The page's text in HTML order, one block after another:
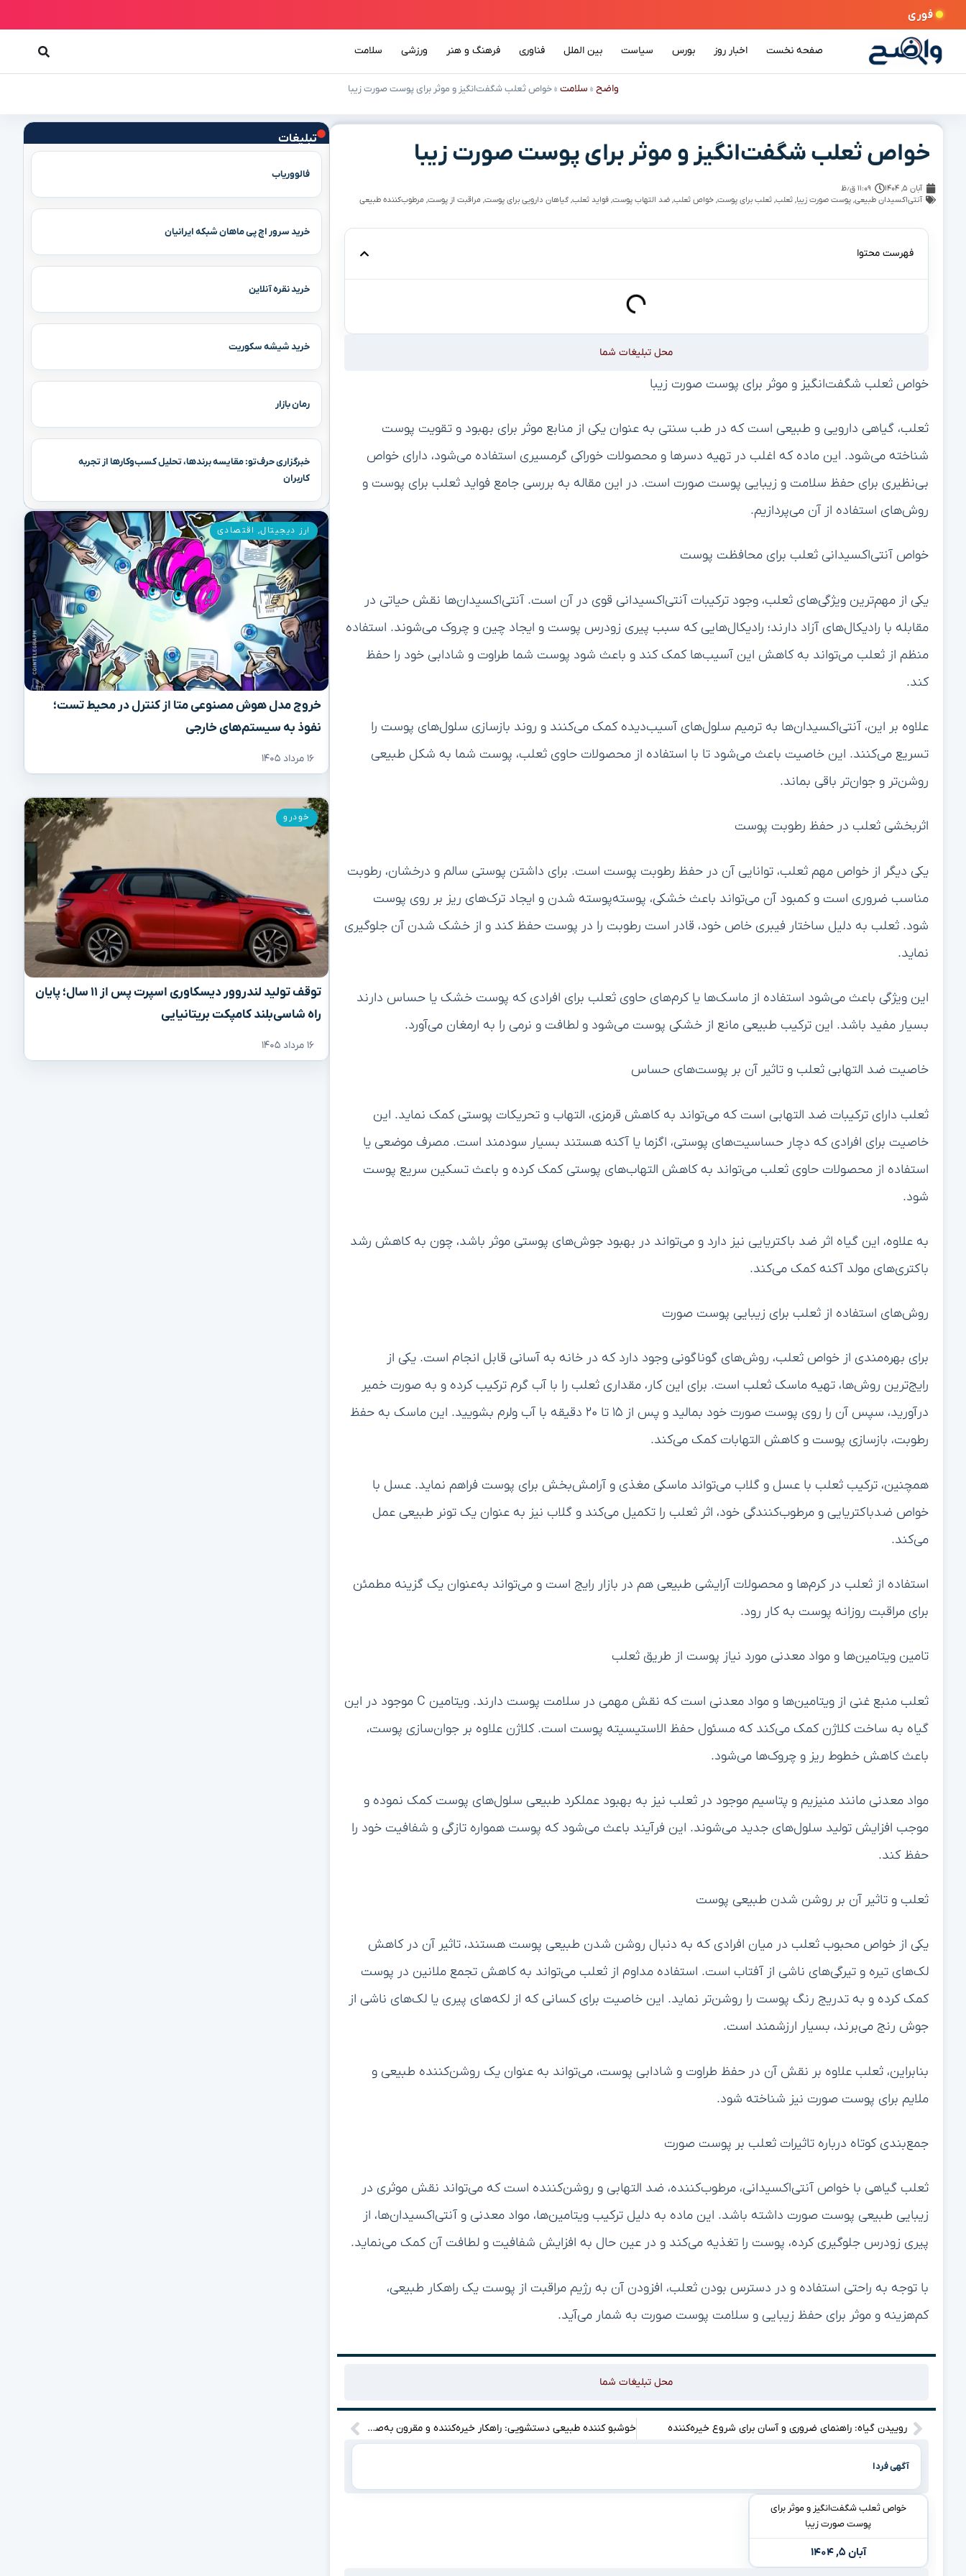
فوری
صفحه نخست اخبار روز بورس سیاست بین الملل فناوری فرهنگ و هنر ورزشی سلامت
واضح » سلامت »خواص ثعلب شگفت‌انگیز و موثر برای پوست صورت زیبا
تبلیغات
فالووریاب
خرید سرور اچ پی ماهان شبکه ایرانیان
خرید نقره آنلاین
خرید شیشه سکوریت
رمان بازار
خبرگزاری حرف‌تو: مقایسه برندها، تحلیل کسب‌وکارها از تجربه
کاربران
خروج مدل هوش مصنوعی متا از کنترل در محیط تست؛
نفوذ به سیستم‌های خارجی
۱۶ مرداد ۱۴۰۵
ارز دیجیتال, اقتصادی
توقف تولید لندروور دیسکاوری اسپرت پس از ۱۱ سال؛ پایان
راه شاسی‌بلند کامپکت بریتانیایی
۱۶ مرداد ۱۴۰۵
خودرو
خواص ثعلب شگفت‌انگیز و موثر برای پوست صورت زیبا
آبان ۵, ۱۴۰۴
۱۱:۰۹ ق٫ظ
آنتی‌اکسیدان طبیعی,پوست صورت زیبا,ثعلب,ثعلب برای پوست,خواص ثعلب,ضد التهاب پوست,فواید ثعلب,گیاهان دارویی برای پوست, مراقبت از پوست, مرطوب‌کننده طبیعی
فهرست محتوا
محل تبلیغات شما
خواص ثعلب شگفت‌انگیز و موثر برای پوست صورت زیبا
ثعلب، گیاهی دارویی و طبیعی است که در طب سنتی به عنوان یکی از منابع موثر برای بهبود و تقویت پوست
شناخته می‌شود. این ماده که اغلب در تهیه دسرها و محصولات خوراکی گرمسیری استفاده می‌شود، دارای خواص
بی‌نظیری برای حفظ سلامت و زیبایی پوست صورت است. در این مقاله به بررسی جامع فواید ثعلب برای پوست و
روش‌های استفاده از آن می‌پردازیم.
خواص آنتی‌اکسیدانی ثعلب برای محافظت پوست
یکی از مهم‌ترین ویژگی‌های ثعلب، وجود ترکیبات آنتی‌اکسیدانی قوی در آن است. آنتی‌اکسیدان‌ها نقش حیاتی در
مقابله با رادیکال‌های آزاد دارند؛ رادیکال‌هایی که سبب پیری زودرس پوست و ایجاد چین و چروک می‌شوند. استفاده
منظم از ثعلب می‌تواند به کاهش این آسیب‌ها کمک کند و باعث شود پوست شما طراوت و شادابی خود را حفظ
کند.
علاوه بر این، آنتی‌اکسیدان‌ها به ترمیم سلول‌های آسیب‌دیده کمک می‌کنند و روند بازسازی سلول‌های پوست را
تسریع می‌کنند. این خاصیت باعث می‌شود تا با استفاده از محصولات حاوی ثعلب، پوست شما به شکل طبیعی
روشن‌تر و جوان‌تر باقی بماند.
اثربخشی ثعلب در حفظ رطوبت پوست
یکی دیگر از خواص مهم ثعلب، توانایی آن در حفظ رطوبت پوست است. برای داشتن پوستی سالم و درخشان، رطوبت
مناسب ضروری است و کمبود آن می‌تواند باعث خشکی، پوسته‌پوسته شدن و ایجاد ترک‌های ریز بر روی پوست
شود. ثعلب به دلیل ساختار فیبری خاص خود، قادر است رطوبت را در پوست حفظ کند و از خشک شدن آن جلوگیری
نماید.
این ویژگی باعث می‌شود استفاده از ماسک‌ها یا کرم‌های حاوی ثعلب برای افرادی که پوست خشک یا حساس دارند
بسیار مفید باشد. این ترکیب طبیعی مانع از خشکی پوست می‌شود و لطافت و نرمی را به ارمغان می‌آورد.
خاصیت ضد التهابی ثعلب و تاثیر آن بر پوست‌های حساس
ثعلب دارای ترکیبات ضد التهابی است که می‌تواند به کاهش قرمزی، التهاب و تحریکات پوستی کمک نماید. این
خاصیت برای افرادی که دچار حساسیت‌های پوستی، اگزما یا آکنه هستند بسیار سودمند است. مصرف موضعی یا
استفاده از محصولات حاوی ثعلب می‌تواند به کاهش التهاب‌های پوستی کمک کرده و باعث تسکین سریع پوست
شود.
به علاوه، این گیاه اثر ضد باکتریایی نیز دارد و می‌تواند در بهبود جوش‌های پوستی موثر باشد، چون به کاهش رشد
باکتری‌های مولد آکنه کمک می‌کند.
روش‌های استفاده از ثعلب برای زیبایی پوست صورت
برای بهره‌مندی از خواص ثعلب، روش‌های گوناگونی وجود دارد که در خانه به آسانی قابل انجام است. یکی از
رایج‌ترین روش‌ها، تهیه ماسک ثعلب است. برای این کار، مقداری ثعلب را با آب گرم ترکیب کرده و به صورت خمیر
درآورید، سپس آن را روی پوست صورت خود بمالید و پس از ۱۵ تا ۲۰ دقیقه با آب ولرم بشویید. این ماسک به حفظ
رطوبت، بازسازی پوست و کاهش التهابات کمک می‌کند.
همچنین، ترکیب ثعلب با عسل و گلاب می‌تواند ماسکی مغذی و آرامش‌بخش برای پوست فراهم نماید. عسل با
خواص ضدباکتریایی و مرطوب‌کنندگی خود، اثر ثعلب را تکمیل می‌کند و گلاب نیز به عنوان یک تونر طبیعی عمل
می‌کند.
استفاده از ثعلب در کرم‌ها و محصولات آرایشی طبیعی هم در بازار رایج است و می‌تواند به‌عنوان یک گزینه مطمئن
برای مراقبت روزانه پوست به کار رود.
تامین ویتامین‌ها و مواد معدنی مورد نیاز پوست از طریق ثعلب
ثعلب منبع غنی از ویتامین‌ها و مواد معدنی است که نقش مهمی در سلامت پوست دارند. ویتامین C موجود در این
گیاه به ساخت کلاژن کمک می‌کند که مسئول حفظ الاستیسیته پوست است. کلاژن علاوه بر جوان‌سازی پوست،
باعث کاهش خطوط ریز و چروک‌ها می‌شود.
مواد معدنی مانند منیزیم و پتاسیم موجود در ثعلب نیز به بهبود عملکرد طبیعی سلول‌های پوست کمک نموده و
موجب افزایش تولید سلول‌های جدید می‌شوند. این فرآیند باعث می‌شود که پوست همواره تازگی و شفافیت خود را
حفظ کند.
ثعلب و تاثیر آن بر روشن شدن طبیعی پوست
یکی از خواص محبوب ثعلب در میان افرادی که به دنبال روشن شدن طبیعی پوست هستند، تاثیر آن در کاهش
لک‌های تیره و تیرگی‌های ناشی از آفتاب است. استفاده مداوم از ثعلب می‌تواند به کاهش تجمع ملانین در پوست
کمک کرده و به تدریج رنگ پوست را روشن‌تر نماید. این خاصیت برای کسانی که از لکه‌های پیری یا لک‌های ناشی از
جوش رنج می‌برند، بسیار ارزشمند است.
بنابراین، ثعلب علاوه بر نقش آن در حفظ طراوت و شادابی پوست، می‌تواند به عنوان یک روشن‌کننده طبیعی و
ملایم برای پوست صورت نیز شناخته شود.
جمع‌بندی کوتاه درباره تاثیرات ثعلب بر پوست صورت
ثعلب گیاهی با خواص آنتی‌اکسیدانی، مرطوب‌کننده، ضد التهابی و روشن‌کننده است که می‌تواند نقش موثری در
زیبایی طبیعی پوست صورت داشته باشد. این ماده به دلیل ترکیب ویتامین‌ها، مواد معدنی و آنتی‌اکسیدان‌ها، از
پیری زودرس جلوگیری کرده، پوست را تغذیه می‌کند و در عین حال به افزایش شفافیت و لطافت آن کمک می‌نماید.
با توجه به راحتی استفاده و در دسترس بودن ثعلب، افزودن آن به رژیم مراقبت از پوست یک راهکار طبیعی،
کم‌هزینه و موثر برای حفظ زیبایی و سلامت پوست صورت به شمار می‌آید.
محل تبلیغات شما
روییدن گیاه: راهنمای ضروری و آسان برای شروع خیره‌کننده خوشبو کننده طبیعی دستشویی: راهکار خیره‌کننده و مقرون به‌صرفه
آگهی فردا
خواص ثعلب شگفت‌انگیز و موثر برای
پوست صورت زیبا
آبان ۵, ۱۴۰۴